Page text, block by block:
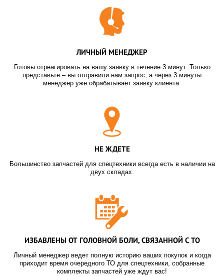
ЛИЧНЫЙ МЕНЕДЖЕР
Готовы отреагировать на вашу заявку в течение 3 минут. Только
представьте – вы отправили нам запрос, а через 3 минуты
менеджер уже обрабатывает заявку клиента.
НЕ ЖДЕТЕ
Большинство запчастей для спецтехники всегда есть в наличии на
двух складах.
ИЗБАВЛЕНЫ ОТ ГОЛОВНОЙ БОЛИ, СВЯЗАННОЙ С ТО
Личный менеджер ведет полную историю ваших покупок и когда
приходит время очередного ТО для спецтехники, собранные
комплекты запчастей уже ждут вас!